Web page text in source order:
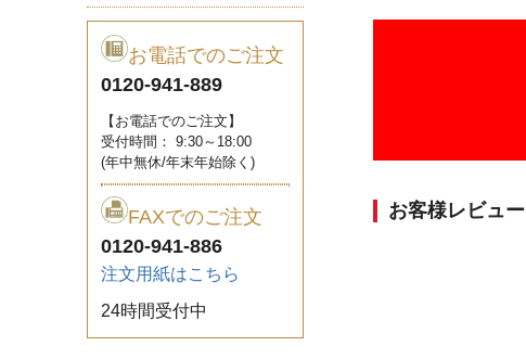
お電話でのご注文
0120-941-889
【お電話でのご注文】
受付時間： 9:30～18:00
(年中無休/年末年始除く)
FAXでのご注文
0120-941-886
注文用紙はこちら
24時間受付中
お客様レビュー